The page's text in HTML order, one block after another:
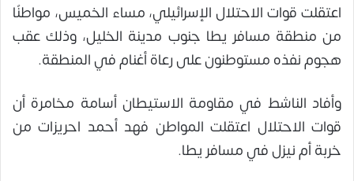
اعتقلت قوات الاحتلال الإسرائيلي، مساء الخميس، مواطنًا
من منطقة مسافر يطا جنوب مدينة الخليل، وذلك عقب
هجوم نفذه مستوطنون على رعاة أغنام في المنطقة.
وأفاد الناشط في مقاومة الاستيطان أسامة مخامرة أن
قوات الاحتلال اعتقلت المواطن فهد أحمد احريزات من
خربة أم نيزل في مسافر يطا.